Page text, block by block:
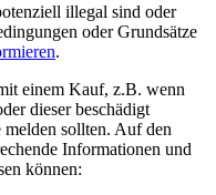
illegal sind oder
oder Grundsätze
.
einem Kauf, z.B. wenn
dieser beschädigt
melden sollten. Auf den
Informationen und
können: